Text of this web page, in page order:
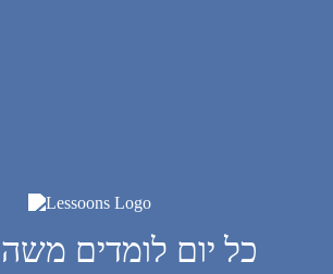
כל יום לומדים